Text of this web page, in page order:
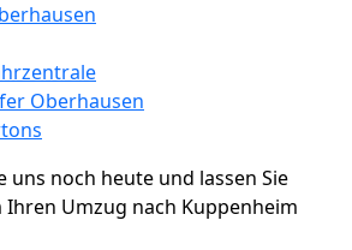
Oberhausen
uns noch heute und lassen Sie
Ihren Umzug nach Kuppenheim